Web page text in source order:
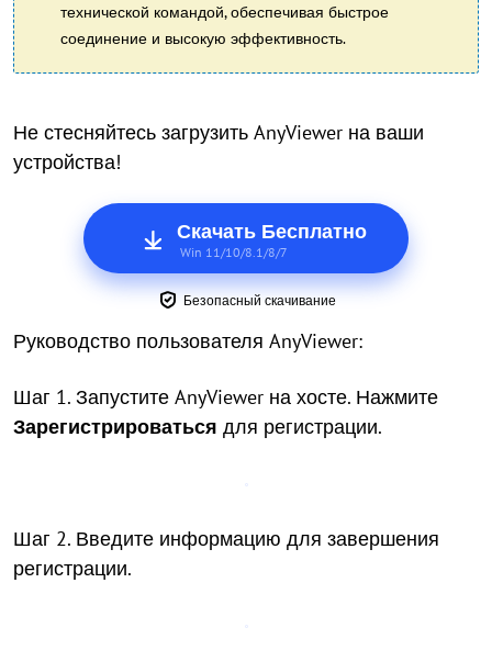
технической командой, обеспечивая быстрое
соединение и высокую эффективность.
Не стесняйтесь загрузить AnyViewer на ваши
устройства!
Скачать Бесплатно
Win 11/10/8.1/8/7
Безопасный скачивание
Руководство пользователя AnyViewer:
Шаг 1. Запустите AnyViewer на хосте. Нажмите
Зарегистрироваться для регистрации.
Шаг 2. Введите информацию для завершения
регистрации.